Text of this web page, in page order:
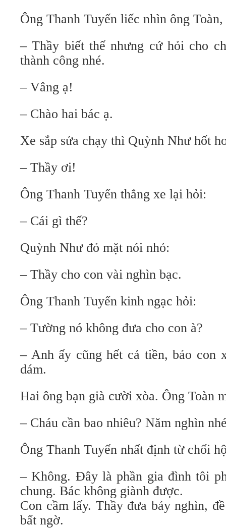
Ông Thanh Tuyến liếc nhìn ông
– Thầy biết thế nhưng cứ hỏi cho
thành công nhé.
– Vâng ạ!
– Chào hai bác ạ.
Xe sắp sửa chạy thì Quỳnh Như hốt
– Thầy ơi!
Ông Thanh Tuyến thắng xe lại hỏi:
– Cái gì thế?
Quỳnh Như đỏ mặt nói nhỏ:
– Thầy cho con vài nghìn bạc.
Ông Thanh Tuyến kinh ngạc hỏi:
– Tường nó không đưa cho con à?
– Anh ấy cũng hết cả tiền, bảo con
dám.
Hai ông bạn già cười xòa. Ông Toàn
– Cháu cần bao nhiêu? Năm nghìn
Ông Thanh Tuyến nhất định từ chối
– Không. Đây là phần gia đình tôi
chung. Bác không giành được.
Con cầm lấy. Thầy đưa bảy nghìn,
bất ngờ.